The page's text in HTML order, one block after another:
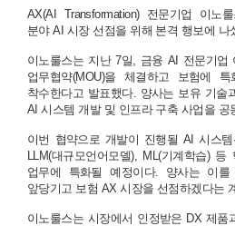
AX(AI Transformation) 전문기업 이노
분야 AI 시장 선점을 위해 본격 행보에 나
이노룰스는 지난 7일, 금융 AI 전문기업
업무협약(MOU)을 체결하고 보험에
착수한다고 발표했다. 양사는 보유 기술
AI 시스템 개발 및 인프라 구축 사업을 공
이번 협약으로 개발이 진행될 AI 시스템
LLM(대규모언어모델), ML(기계학습)
업무에 특화될 예정이다. 양사는 이
앞당기고 보험 AX 시장을 선점하겠다는
이노룰스는 시장에서 인정받은 DX 제품